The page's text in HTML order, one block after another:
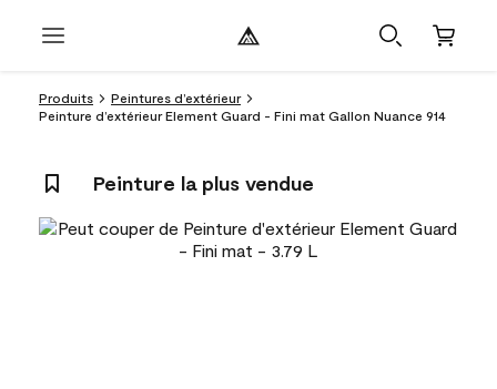
Produits
Peintures d’extérieur
Peinture d’extérieur Element Guard - Fini mat Gallon Nuance 914
Peinture la plus vendue